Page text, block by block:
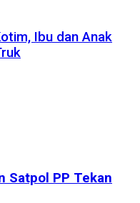
Ibu dan Anak
Satpol PP Tekan